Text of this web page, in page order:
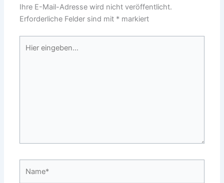
Ihre E-Mail-Adresse wird nicht veröffentlicht.
Erforderliche Felder sind mit * markiert
eingeben…